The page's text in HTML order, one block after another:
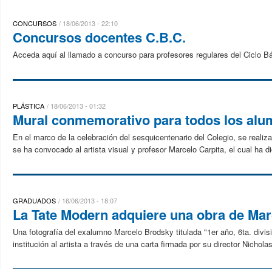
CONCURSOS 18/06/2013 - 22:10
Concursos docentes C.B.C.
Acceda aquí al llamado a concurso para profesores regulares del Ciclo
PLÁSTICA 18/06/2013 - 01:32
Mural conmemorativo para todos los
En el marco de la celebración del sesquicentenario del Colegio, se
se ha convocado al artista visual y profesor Marcelo Carpita, el cual ha
GRADUADOS 16/06/2013 - 18:07
La Tate Modern adquiere una obra de
Una fotografía del exalumno Marcelo Brodsky titulada "1er año, 6ta.
institución al artista a través de una carta firmada por su director